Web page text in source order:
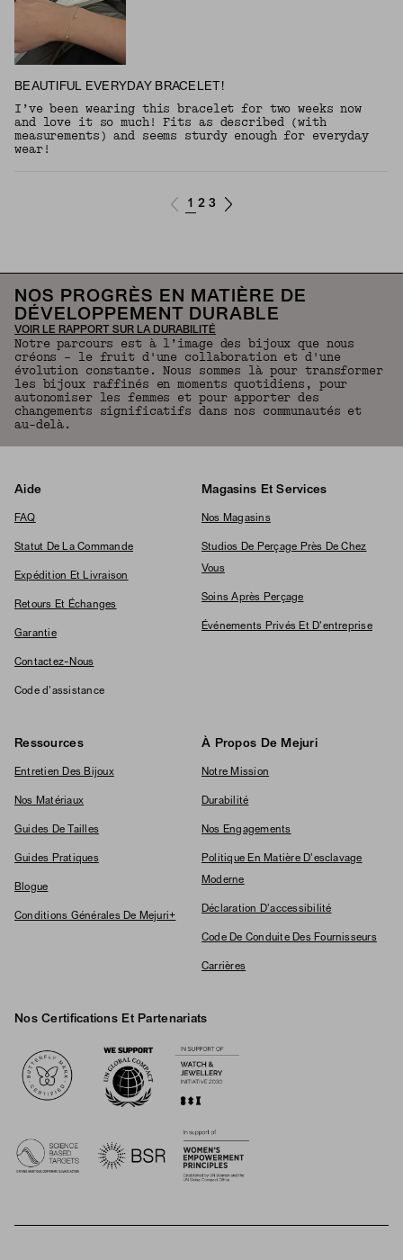
BEAUTIFUL EVERYDAY BRACELET!
I’ve been wearing this bracelet for two weeks now
and love it so much! Fits as described (with
measurements) and seems sturdy enough for everyday
wear!
1 2 3
NOS PROGRÈS EN MATIÈRE DE
DÉVELOPPEMENT DURABLE
VOIR LE RAPPORT SUR LA DURABILITÉ
Notre parcours est à l’image des bijoux que nous
créons – le fruit d'une collaboration et d'une
évolution constante. Nous sommes là pour transformer
les bijoux raffinés en moments quotidiens, pour
autonomiser les femmes et pour apporter des
changements significatifs dans nos communautés et
au-delà.
Aide
FAQ
Statut De La Commande
Expédition Et Livraison
Retours Et Échanges
Garantie
Contactez-Nous
Code d'assistance
Magasins Et Services
Nos Magasins
Studios De Perçage Près De Chez
Vous
Soins Après Perçage
Événements Privés Et D'entreprise
Ressources
Entretien Des Bijoux
Nos Matériaux
Guides De Tailles
Guides Pratiques
Blogue
Conditions Générales De Mejuri+
À Propos De Mejuri
Notre Mission
Durabilité
Nos Engagements
Politique En Matière D'esclavage
Moderne
Déclaration D'accessibilité
Code De Conduite Des Fournisseurs
Carrières
Nos Certifications Et Partenariats